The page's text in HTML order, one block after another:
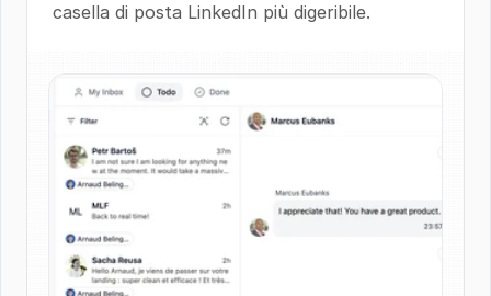
casella di posta LinkedIn più digeribile.